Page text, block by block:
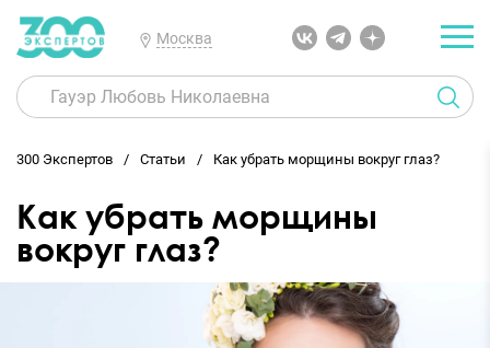
Москва
300 Экспертов Статьи Как убрать морщины вокруг глаз?
Как убрать морщины
вокруг глаз?